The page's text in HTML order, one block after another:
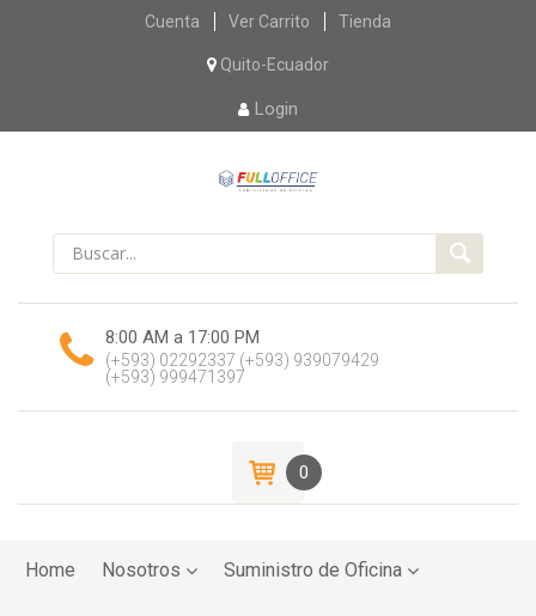
Skip
content
Cuenta Ver Carrito Tienda
Quito-Ecuador
Login
8:00 AM a 17:00 PM
(+593) 02292337 (+593) 939079429
(+593) 999471397
0
toHome Nosotros Suministro de Oficina